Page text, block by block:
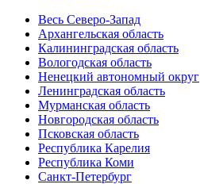
Весь Северо-Запад
Архангельская область
Калининградская область
Вологодская область
Ненецкий автономный округ
Ленинградская область
Мурманская область
Новгородская область
Псковская область
Республика Карелия
Республика Коми
Санкт-Петербург